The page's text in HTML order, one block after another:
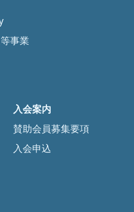
事業
入会案内
賛助会員募集要項
入会申込